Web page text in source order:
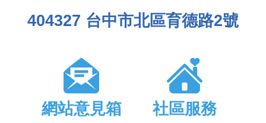
404327 台中市北區育德路2號
網站意見箱 社區服務